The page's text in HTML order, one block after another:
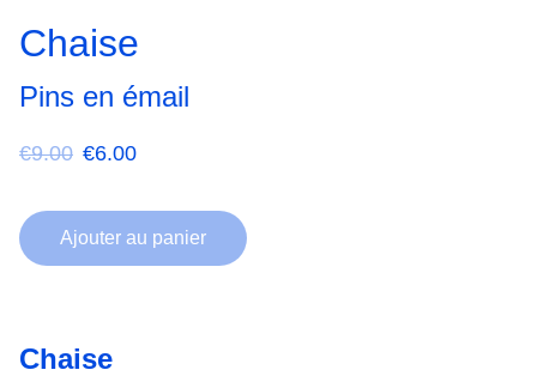
Chaise
Pins en émail
€9.00 €6.00
Ajouter au panier
Chaise